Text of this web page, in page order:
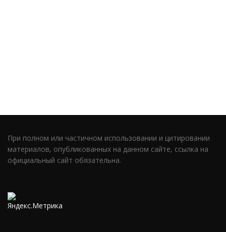
При полном или частичном использовании и цитировании
материалов, опубликованных на данном сайте, ссылка на
официальный сайт обязательна.